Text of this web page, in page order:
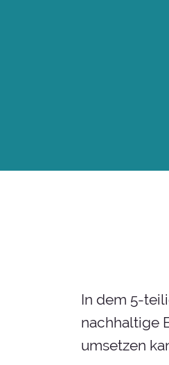
In dem 5-
nachhaltige
umsetzen